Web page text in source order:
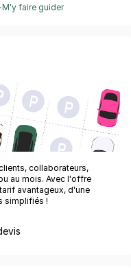
M'y faire guider
collaborateurs,
au mois. Avec l'offre
avantageux, d'une
simplifiés !